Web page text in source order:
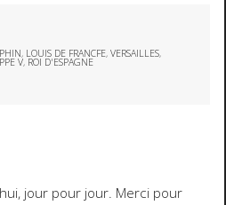
, LOUIS DE FRANCFE,VERSAILLES,
V, ROI D'ESPAGNE
jour pour jour. Merci pour